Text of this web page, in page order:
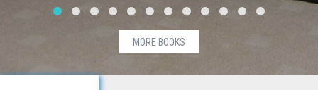
MORE BOOKS